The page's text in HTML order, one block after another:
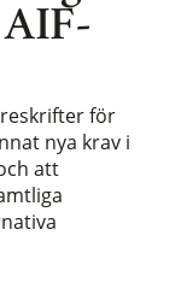
för
nya krav i
att